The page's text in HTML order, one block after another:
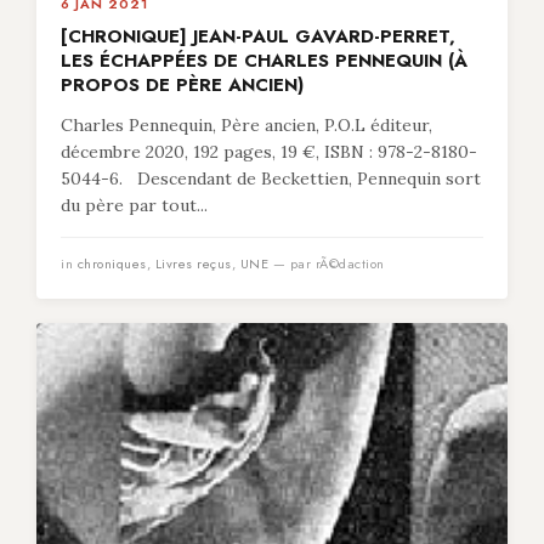
[CHRONIQUE] JEAN-PAUL GAVARD-PERRET,
LES ÉCHAPPÉES DE CHARLES PENNEQUIN (À
PROPOS DE PÈRE ANCIEN)
Charles Pennequin, Père ancien, P.O.L éditeur,
décembre 2020, 192 pages, 19 €, ISBN : 978-2-8180-
5044-6. Descendant de Beckettien, Pennequin sort
du père par tout...
in chroniques, Livres reçus, UNE — par rÃ©daction